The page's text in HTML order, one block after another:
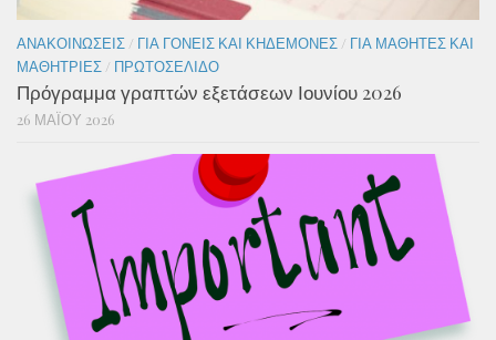
ΑΝΑΚΟΙΝΏΣΕΙΣ / ΓΙΑ ΓΟΝΕΊΣ ΚΑΙ ΚΗΔΕΜΌΝΕΣ / ΓΙΑ ΜΑΘΗΤΈΣ ΚΑΙ
ΜΑΘΉΤΡΙΕΣ / ΠΡΩΤΟΣΈΛΙΔΟ
Πρόγραμμα γραπτών εξετάσεων Ιουνίου 2026
26 ΜΑΪ́ΟΥ 2026